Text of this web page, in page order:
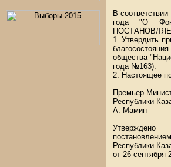
В
года "О
1. Утвердить
общества
года №163).
2. Настоящее
Премьер-
Республики
А. Мамин
Утверждено
Республики
от 26 сентября